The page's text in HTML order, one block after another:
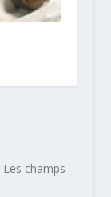
Les champs